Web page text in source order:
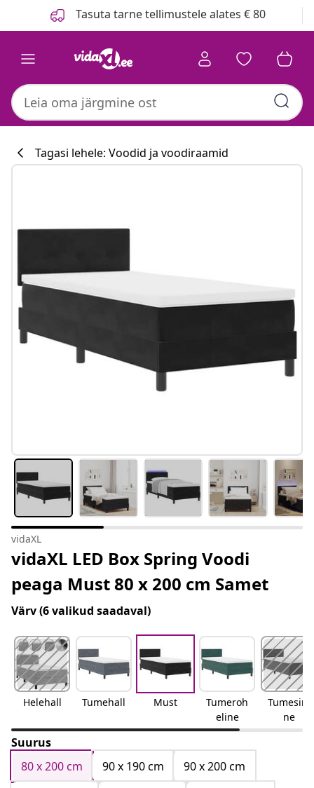
Tasuta tarne tellimustele alates € 80
#sharemevidaxl
Tagasi lehele: Voodid ja voodiraamid
vidaXL
vidaXL LED Box Spring Voodi
peaga Must 80 x 200 cm Samet
Värv(6 valikud saadaval)
Helehall Tumehall Must
Tumeroh
eline
Tumesini
ne
Suurus
80 x 200 cm
90 x 190 cm
90 x 200 cm